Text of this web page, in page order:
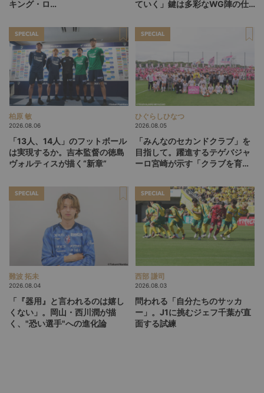
キング・ロ
探す旅
ていく」鍵は多彩なWG陣の仕
SPECIAL
柏原 敏
2026.08.06
「13人、14人」のフットボール
は実現するか。吉本監督の徳島
ヴォルティスが描く“新章”
SPECIAL
ひぐらしひなつ
2026.08.05
「みんなのセカンドクラブ」を
目指して。躍進するテゲバジャ
ーロ宮崎が示す「クラブを育て
SPECIAL
難波 拓未
2026.08.04
「『器用』と言われるのは嬉し
くない」。岡山・西川潤が描
く、"恐い選手"への進化論
SPECIAL
西部 謙司
2026.08.03
問われる「自分たちのサッカ
ー」。J1に挑むジェフ千葉が直
面する試練